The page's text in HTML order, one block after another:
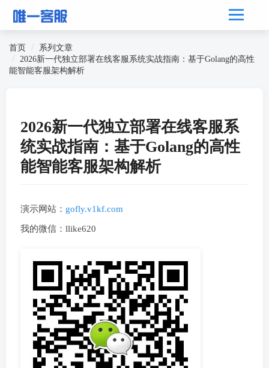
首页
系列文章
2026新一代独立部署在线客服系统实战指南：基于Golang的高性
能智能客服架构解析
2026新一代独立部署在线客服系
统实战指南：基于Golang的高性
能智能客服架构解析
演示网站： gofly.v1kf.com
我的微信：llike620